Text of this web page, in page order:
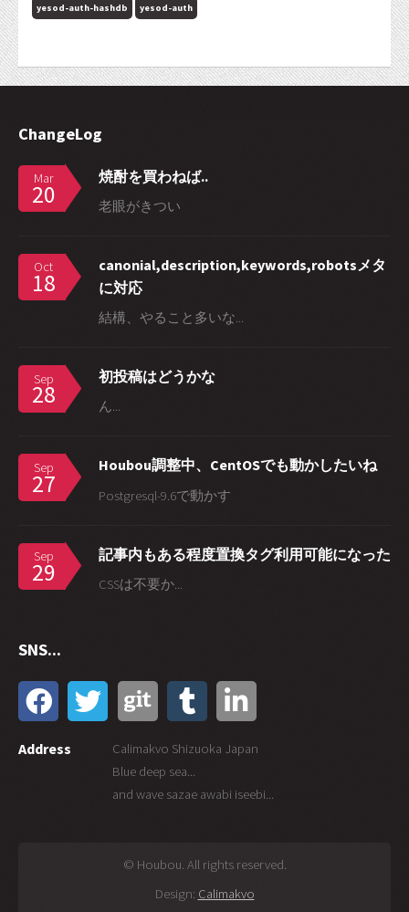
yesod-auth-hashdb yesod-auth
ChangeLog
Mar
20
焼酎を買わねば..
老眼がきつい
Oct
18
canonial,description,keywords,robotsメタ
に対応
結構、やること多いな...
Sep
28
初投稿はどうかな
ん...
Sep
27
Houbou調整中、CentOSでも動かしたいね
Postgresql-9.6で動かす
Sep
29
記事内もある程度置換タグ利用可能になった
CSSは不要か...
SNS...
Address
Calimakvo Shizuoka Japan
Blue deep sea...
and wave sazae awabi iseebi...
© Houbou. All rights reserved.
Design: Calimakvo